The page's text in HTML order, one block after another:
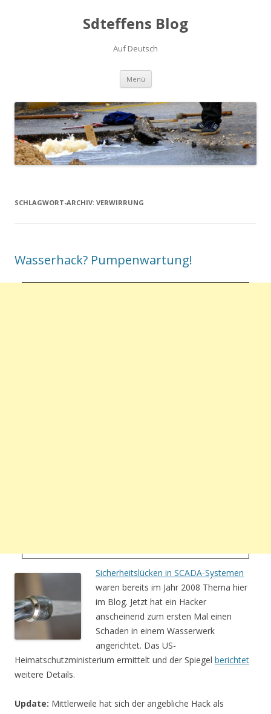
Sdteffens Blog
Auf Deutsch
Menü Zum Inhalt springen
SCHLAGWORT-ARCHIV: VERWIRRUNG
Wasserhack? Pumpenwartung!
Sicherheitslücken in SCADA-Systemen
waren bereits im Jahr 2008 Thema hier
im Blog. Jetzt hat ein Hacker
anscheinend zum ersten Mal einen
Schaden in einem Wasserwerk
angerichtet. Das US-
Heimatschutzministerium ermittelt und der Spiegel berichtet
weitere Details.
Update: Mittlerweile hat sich der angebliche Hack als